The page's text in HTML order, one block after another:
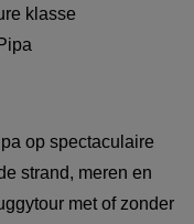
klasse
op spectaculaire
strand, meren en
met of zonder